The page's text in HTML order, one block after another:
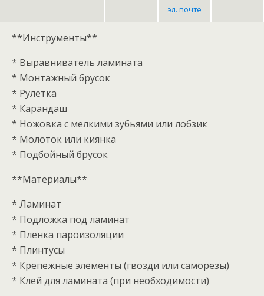
эл. почте
**Инструменты**
* Выравниватель ламината
* Монтажный брусок
* Рулетка
* Карандаш
* Ножовка с мелкими зубьями или лобзик
* Молоток или киянка
* Подбойный брусок
**Материалы**
* Ламинат
* Подложка под ламинат
* Пленка пароизоляции
* Плинтусы
* Крепежные элементы (гвозди или саморезы)
* Клей для ламината (при необходимости)